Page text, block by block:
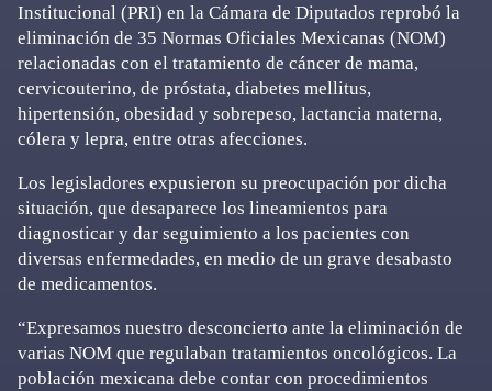
Institucional (PRI) en la Cámara de Diputados reprobó la
eliminación de 35 Normas Oficiales Mexicanas (NOM)
relacionadas con el tratamiento de cáncer de mama,
cervicouterino, de próstata, diabetes mellitus,
hipertensión, obesidad y sobrepeso, lactancia materna,
cólera y lepra, entre otras afecciones.
Los legisladores expusieron su preocupación por dicha
situación, que desaparece los lineamientos para
diagnosticar y dar seguimiento a los pacientes con
diversas enfermedades, en medio de un grave desabasto
de medicamentos.
“Expresamos nuestro desconcierto ante la eliminación de
varias NOM que regulaban tratamientos oncológicos. La
población mexicana debe contar con procedimientos